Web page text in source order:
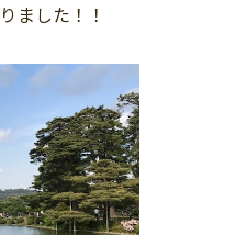
ました！！